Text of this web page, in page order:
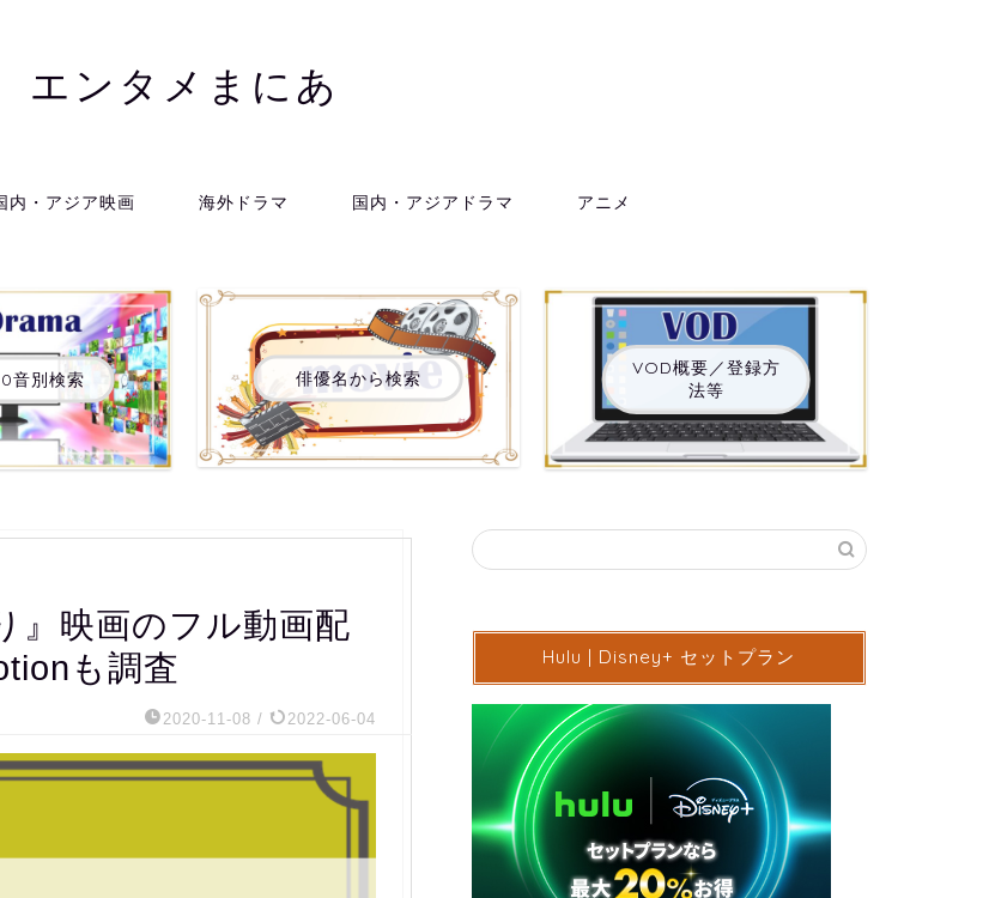
エンタメまにあ
内・アジア映画 海外ドラマ 国内・アジアドラマ アニメ
音別検索 俳優名から検索
VOD概要／登録方
法等
』映画のフル動画配
も調査
2020-11-08 / 2022-06-04
Hulu | Disney+ セットプラン